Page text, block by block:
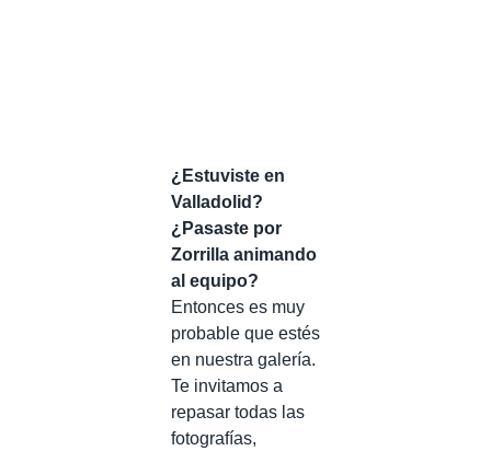
¿Estuviste en
Valladolid?
¿Pasaste por
Zorrilla animando
al equipo?
Entonces es muy
probable que estés
en nuestra galería.
Te invitamos a
repasar todas las
fotografías,